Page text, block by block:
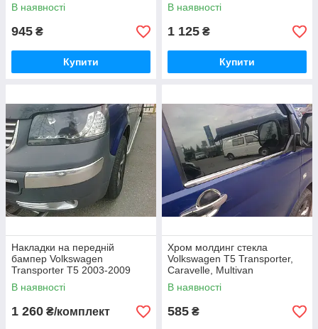
В наявності
945 ₴
Купити
В наявності
1 125 ₴
Купити
Накладки на передній
бампер Volkswagen
Transporter T5 2003-2009
В наявності
1 260 ₴/комплект
Хром молдинг стекла
Volkswagen T5 Transporter,
Caravelle, Multivan
В наявності
585 ₴